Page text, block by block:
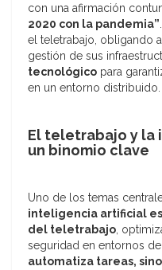
con una afirmación
2020 con la pandemia”
el teletrabajo, obligando
gestión de sus
tecnológico para
en un entorno distribuido.
El teletrabajo y la
un binomio clave
Uno de los temas
inteligencia artificial
del teletrabajo,
seguridad en entornos
automatiza tareas,